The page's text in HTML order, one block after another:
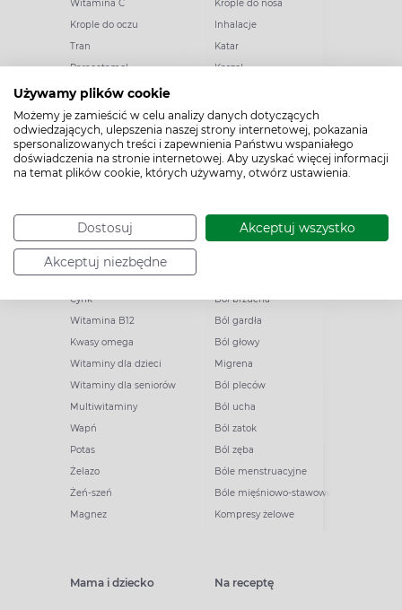
Używamy plików cookie
Możemy je zamieścić w celu analizy danych dotyczących
odwiedzających, ulepszenia naszej strony internetowej, pokazania
spersonalizowanych treści i zapewnienia Państwu wspaniałego
doświadczenia na stronie internetowej. Aby uzyskać więcej informacji
na temat plików cookie, których używamy, otwórz ustawienia.
Dostosuj Akceptuj wszystko
Akceptuj niezbędne
Witamina C
Krople do oczu
Tran
Paracetamol
Ibuprofen
Melatonina
Elektrolity
Kolagen
Zatoki
Krople do nosa
Inhalacje
Katar
Kaszel
Gorączka
Drapanie w gardle
Preparaty przeciwwirusowe
Zapalenie ucha
Witaminy i minerały
Cynk
Witamina B12
Kwasy omega
Witaminy dla dzieci
Witaminy dla seniorów
Multiwitaminy
Wapń
Potas
Żelazo
Żeń-szeń
Magnez
Ból brzucha
Ból gardła
Ból głowy
Migrena
Ból pleców
Ból ucha
Ból zatok
Ból zęba
Bóle menstruacyjne
Bóle mięśniowo-stawowe
Kompresy żelowe
Mama i dziecko Na receptę